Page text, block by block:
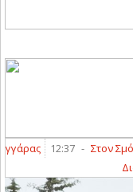
- Στον Σμόλικα Φαλάνης